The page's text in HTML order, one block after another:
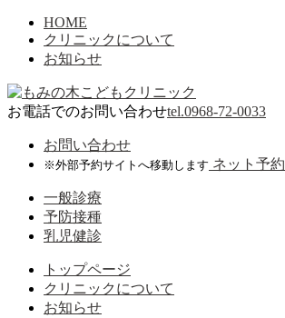
ツ
へ
HOME
クリニックについて
お知らせ
お電話でのお問い合わせtel.0968-72-0033
お問い合わせ
※外部予約サイトへ移動します ネット予約
一般診療
予防接種
乳児健診
トップページ
クリニックについて
お知らせ